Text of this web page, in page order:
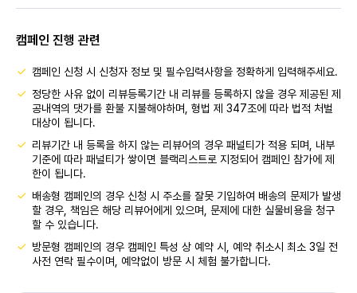
캠페인 진행 관련
캠페인 신청 시 신청자 정보 및 필수입력사항을 정확하게 입력해주세요.
정당한 사유 없이 리뷰등록기간 내 리뷰를 등록하지 않을 경우 제공된 제
공내역의 댓가를 환불 지불해야하며, 형법 제 347조에 따라 법적 처벌
대상이 됩니다.
리뷰기간 내 등록을 하지 않는 리뷰어의 경우 패널티가 적용 되며, 내부
기준에 따라 패널티가 쌓이면 블랙리스트로 지정되어 캠페인 참가에 제
한이 됩니다.
배송형 캠페인의 경우 신청 시 주소를 잘못 기입하여 배송의 문제가 발생
할 경우, 책임은 해당 리뷰어에게 있으며, 문제에 대한 실물비용을 청구
할 수 있습니다.
방문형 캠페인의 경우 캠페인 특성 상 예약 시, 예약 취소시 최소 3일 전
사전 연락 필수이며, 예약없이 방문 시 체험 불가합니다.